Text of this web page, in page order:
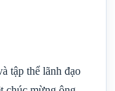
tập thể lãnh đạo